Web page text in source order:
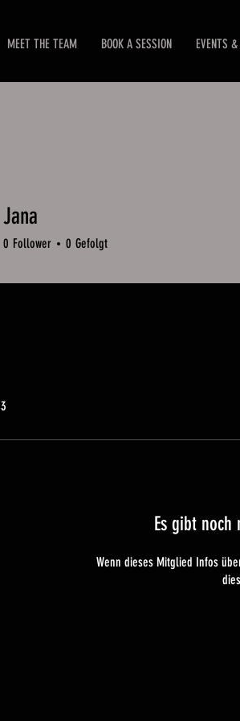
MEET THE TEAM BOOK A SESSION EVENTS
Es gibt noch
Wenn dieses Mitglied Infos
Jana
0 Follower 0 Gefolgt